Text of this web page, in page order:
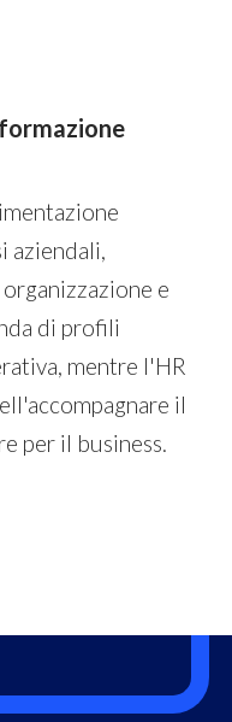
aziendali,
e
di profili
mentre l'HR
il
per il business.